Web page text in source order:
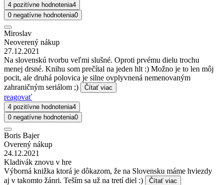
4 pozitívne hodnotenia4
0 negatívne hodnotenia0
Miroslav
Neoverený nákup
27.12.2021
Na slovenskú tvorbu veľmi slušné. Oproti prvému dielu trochu
menej drsné. Knihu som prečítal na jeden hlt :) Možno je to len môj
pocit, ale druhá polovica je silne ovplyvnená nemenovaným
zahraničným seriálom ;)
Čítať viac
reagovať
4 pozitívne hodnotenia4
0 negatívne hodnotenia0
Boris Bajer
Overený nákup
24.12.2021
Kladivák znovu v hre
Výborná knižka ktorá je dôkazom, že na Slovensku máme hviezdy
aj v takomto žánri. Teším sa už na tretí diel :)
Čítať viac